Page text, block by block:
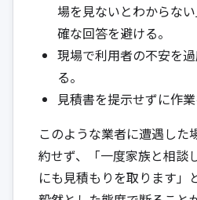
場を見ないとわからな
確な回答を避ける。
現場で利用者の不安を
る。
見積書を提示せずに作
このような業者に遭遇した
約せず、「一度家族と相談
にも見積もりを取ります」